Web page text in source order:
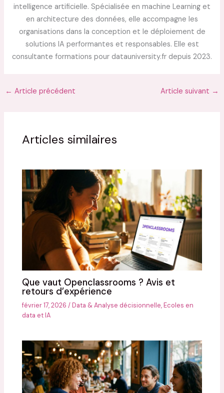
intelligence artificielle. Spécialisée en machine Learning et
en architecture des données, elle accompagne les
organisations dans la conception et le déploiement de
solutions IA performantes et responsables. Elle est
consultante formations pour datauniversity.fr depuis 2023.
← Article précédent Article suivant →
Articles similaires
Que vaut Openclassrooms ? Avis et
retours d’expérience
février 17, 2026/Data & Analyse décisionnelle,Ecoles en
data et IA